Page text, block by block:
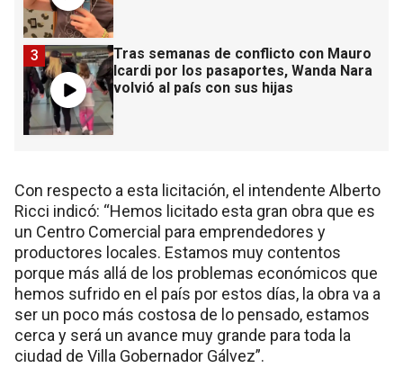
Tras semanas de conflicto con Mauro
Icardi por los pasaportes, Wanda Nara
volvió al país con sus hijas
3
Con respecto a esta licitación, el intendente Alberto
Ricci indicó: “Hemos licitado esta gran obra que es
un Centro Comercial para emprendedores y
productores locales. Estamos muy contentos
porque más allá de los problemas económicos que
hemos sufrido en el país por estos días, la obra va a
ser un poco más costosa de lo pensado, estamos
cerca y será un avance muy grande para toda la
ciudad de Villa Gobernador Gálvez”.